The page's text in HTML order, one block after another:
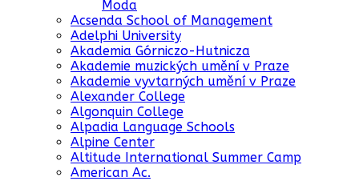
Moda
Acsenda School of Management
Adelphi University
Akademia Górniczo-Hutnicza
Akademie muzických umění v Praze
Akademie vyvtarných umění v Praze
Alexander College
Algonquin College
Alpadia Language Schools
Alpine Center
Altitude International Summer Camp
American Ac.